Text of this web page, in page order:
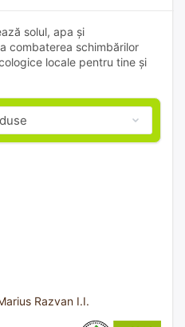
solul, apa și
combaterea schimbărilor
locale pentru tine și
Razvan I.I.